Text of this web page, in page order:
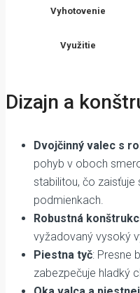
Vyhotovenie
Využitie
Dizajn a
Dvojčinný valec s
pohyb v oboch
stabilitou, čo zaisťuje
podmienkach.
Robustná
vyžadovaný vysoký
Piestna tyč: Presne
zabezpečuje hladký